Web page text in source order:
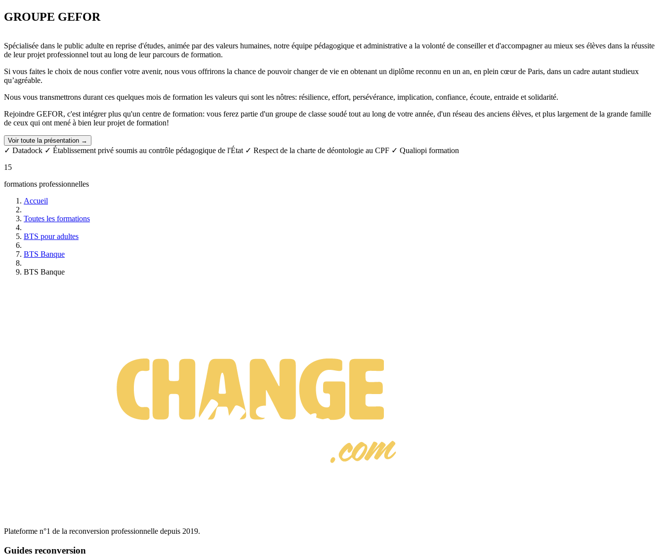
GROUPE GEFOR
Spécialisée dans le public adulte en reprise d'études, animée par des valeurs humaines, notre équipe pédagogique et administrative a la volonté de conseiller et d'accompagner au mieux ses élèves dans la réussite
de leur projet professionnel tout au long de leur parcours de formation.
Si vous faites le choix de nous confier votre avenir, nous vous offrirons la chance de pouvoir changer de vie en obtenant un diplôme reconnu en un an, en plein cœur de Paris, dans un cadre autant studieux
qu’agréable.
Nous vous transmettrons durant ces quelques mois de formation les valeurs qui sont les nôtres: résilience, effort, persévérance, implication, confiance, écoute, entraide et solidarité.
Rejoindre GEFOR, c'est intégrer plus qu'un centre de formation: vous ferez partie d'un groupe de classe soudé tout au long de votre année, d'un réseau des anciens élèves, et plus largement de la grande famille
de ceux qui ont mené à bien leur projet de formation!
Voir toute la présentation →
✓ Datadock ✓ Établissement privé soumis au contrôle pédagogique de l'État ✓ Respect de la charte de déontologie au CPF ✓ Qualiopi formation
15
formations professionnelles
Accueil
Toutes les formations
BTS pour adultes
BTS Banque
BTS Banque
Plateforme n°1 de la reconversion professionnelle depuis 2019.
Guides reconversion